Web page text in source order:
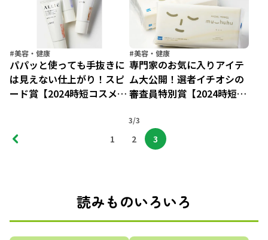
#美容・健康
パパッと使っても手抜きに
は見えない仕上がり！スピ
ード賞【2024時短コスメ大
#美容・健康
専門家のお気に入りアイテ
ム大公開！選者イチオシの
審査員特別賞【2024時短コ
3/3
1 2 3
読みものいろいろ